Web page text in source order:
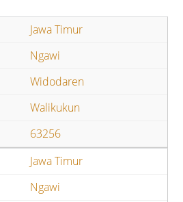
Jawa Timur
Ngawi
Widodaren
Walikukun
63256
Jawa Timur
Ngawi